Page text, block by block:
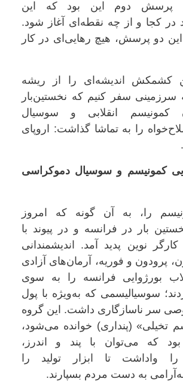
دوم این بود که این
کجا و از چه نقطه‌ای آغاز شود.
دو پرسش، هیچ رهایی‌ای در کار
کشمکش اندیشه‌ای را از ریشه
سرزمینی سفر کنیم که نخستین‌بار
انقلابی و سوسیال
را به تماشا گذاشت: اروپای
کمونیسم و سوسیال دموکراسی
را، به آن گونه که امروز
بار در فرانسه و در پیوند با
نوین پدید آمد. اندیشمندانی
و فوریه، آرمان‌های آزادی
بورژوایی فرانسه را به سوی
سوسیالیسمی که به‌ویژه با پول
سر ناسازگاری داشت. این گروه
(پنداری) خوانده می‌شود،
که می‌توان با پند و اندرز،
واداشت تا ابزار تولید را
به دست مردم بسپارند.